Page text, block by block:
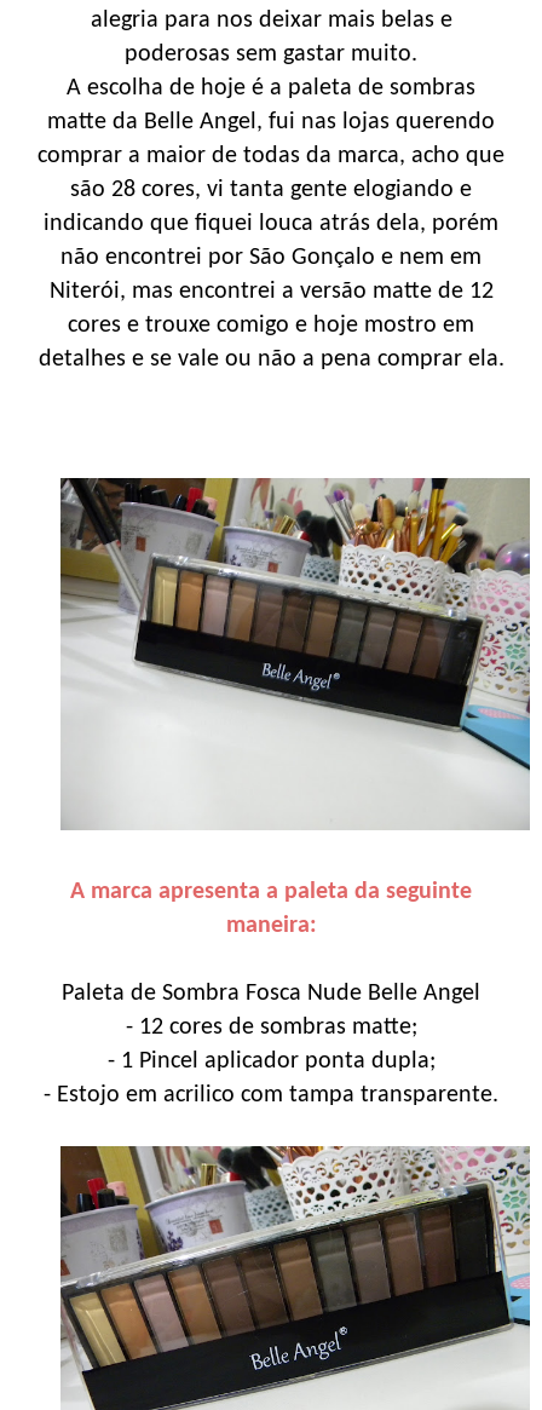
alegria para nos deixar mais belas e
poderosas sem gastar muito.
A escolha de hoje é a paleta de sombras
matte da Belle Angel, fui nas lojas querendo
comprar a maior de todas da marca, acho que
são 28 cores, vi tanta gente elogiando e
indicando que fiquei louca atrás dela, porém
não encontrei por São Gonçalo e nem em
Niterói, mas encontrei a versão matte de 12
cores e trouxe comigo e hoje mostro em
detalhes e se vale ou não a pena comprar ela.
A marca apresenta a paleta da seguinte
maneira:
Paleta de Sombra Fosca Nude Belle Angel
- 12 cores de sombras matte;
- 1 Pincel aplicador ponta dupla;
- Estojo em acrilico com tampa transparente.